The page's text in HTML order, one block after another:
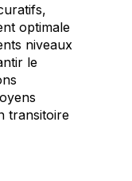
optimale
niveaux
le
transitoire